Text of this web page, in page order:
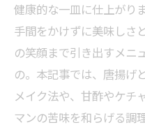
健康的な一皿に仕上がり
手間をかけずに美味しさ
の笑顔まで引き出すメニ
の。本記事では、唐揚げ
メイク法や、甘酢やケチ
マンの苦味を和らげる調